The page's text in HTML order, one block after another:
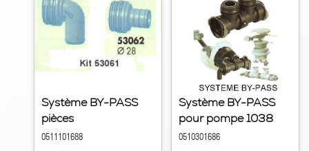
Système BY-PASS
pièces
0511101688
Système BY-PASS
pour pompe 1038
0510301686